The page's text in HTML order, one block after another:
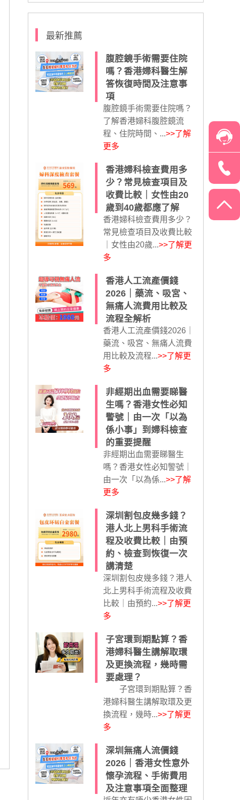
最新推薦
腹腔鏡手術需要住院
嗎？香港婦科醫生解
答恢復時間及注意事
項
腹腔鏡手術需要住院嗎？
了解香港婦科腹腔鏡流
程、住院時間、...>>了解
更多
香港婦科檢查費用多
少？常見檢查項目及
收費比較｜女性由20
歲到40歲都應了解
香港婦科檢查費用多少？
常見檢查項目及收費比較
｜女性由20歲...>>了解更
多
香港人工流產價錢
2026｜藥流、吸宮、
無痛人流費用比較及
流程全解析
香港人工流產價錢2026｜
藥流、吸宮、無痛人流費
用比較及流程...>>了解更
多
非經期出血需要睇醫
生嗎？香港女性必知
警號｜由一次「以為
係小事」到婦科檢查
的重要提醒
非經期出血需要睇醫生
嗎？香港女性必知警號｜
由一次「以為係...>>了解
更多
深圳割包皮幾多錢？
港人北上男科手術流
程及收費比較｜由預
約、檢查到恢復一次
講清楚
深圳割包皮幾多錢？港人
北上男科手術流程及收費
比較｜由預約...>>了解更
多
子宮環到期點算？香
港婦科醫生講解取環
及更換流程，幾時需
要處理？
子宮環到期點算？香
港婦科醫生講解取環及更
換流程，幾時...>>了解更
多
深圳無痛人流價錢
2026｜香港女性意外
懷孕流程、手術費用
及注意事項全面整理